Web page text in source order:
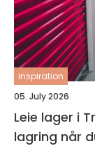
inspiration
05. July 2026
Leie lager i
lagring når